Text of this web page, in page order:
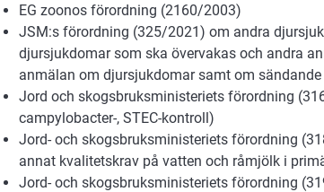
EG zoonos förordning (2160/2003)
JSM:s förordning (325/2021) om andra
djursjukdomar som ska övervakas och andra
anmälan om djursjukdomar samt om
Jord och skogsbruksministeriets förordning
campylobacter-, STEC-kontroll)
Jord- och skogsbruksministeriets förordning
annat kvalitetskrav på vatten och råmjölk i
Jord- och skogsbruksministeriets förordning